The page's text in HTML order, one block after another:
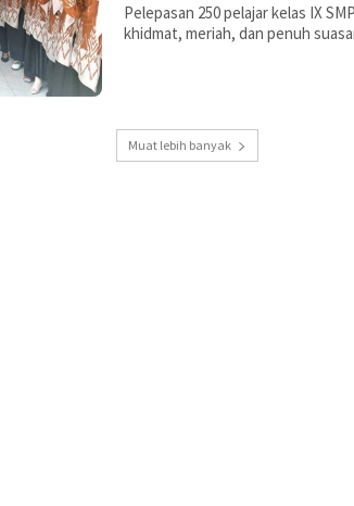
Pelepasan 250 pelajar kelas IX
khidmat, meriah, dan penuh
Muat lebih banyak